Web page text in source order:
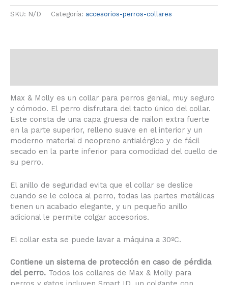
SKU: N/D Categoría: accesorios-perros-collares
Max & Molly es un collar para perros genial, muy seguro
y cómodo. El perro disfrutara del tacto único del collar.
Este consta de una capa gruesa de nailon extra fuerte
en la parte superior, relleno suave en el interior y un
moderno material d neopreno antialérgico y de fácil
secado en la parte inferior para comodidad del cuello de
su perro.
El anillo de seguridad evita que el collar se deslice
cuando se le coloca al perro, todas las partes metálicas
tienen un acabado elegante, y un pequeño anillo
adicional le permite colgar accesorios.
El collar esta se puede lavar a máquina a 30ºC.
Contiene un sistema de protección en caso de pérdida
del perro. Todos los collares de Max & Molly para